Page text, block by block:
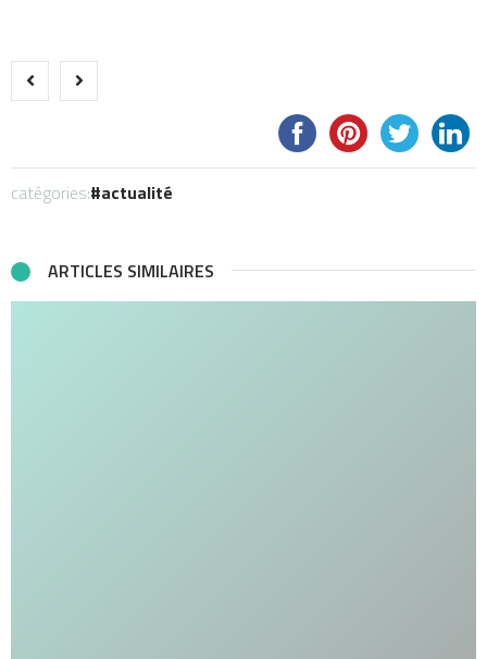
catégories: actualité
ARTICLES SIMILAIRES